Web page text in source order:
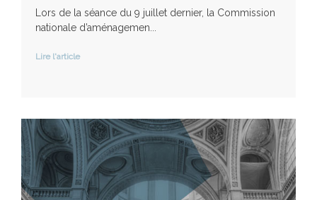
Lors de la séance du 9 juillet dernier, la Commission
nationale d’aménagemen...
Lire l'article